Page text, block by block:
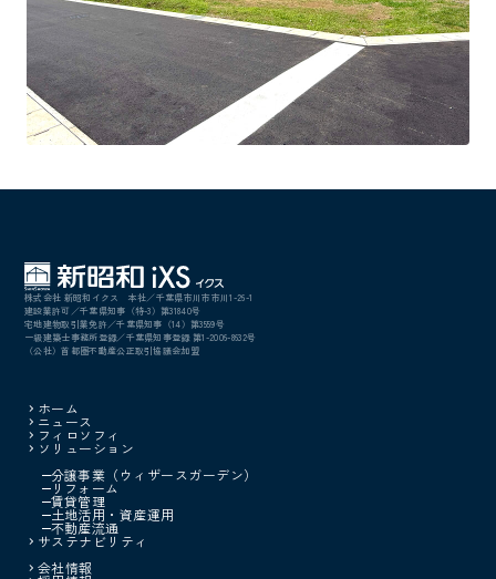
株式会社 新昭和イクス 本社／千葉県市川市市川1-26-1
建設業許可／千葉県知事（特-3）第31840号
宅地建物取引業免許／千葉県知事（14）第3559号
一級建築士事務所登録／千葉県知事登録 第1-2006-8632号
（公社）首都圏不動産公正取引協議会加盟
ホーム
ニュース
フィロソフィ
ソリューション
分譲事業（ウィザースガーデン）
リフォーム
賃貸管理
土地活用・資産運用
不動産流通
サステナビリティ
会社情報